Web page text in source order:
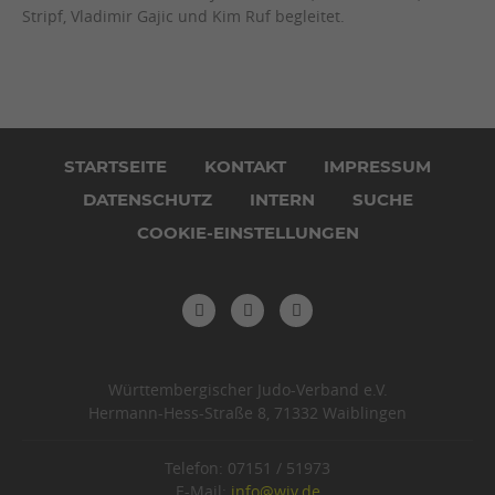
Stripf, Vladimir Gajic und Kim Ruf begleitet.
überspringen
STARTSEITE KONTAKT
IMPRESSUM
DATENSCHUTZ
INTERN
SUCHE
COOKIE-EINSTELLUNGEN
Württembergischer Judo-Verband e.V.
Hermann-Hess-Straße 8, 71332 Waiblingen
Telefon: 07151 / 51973